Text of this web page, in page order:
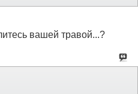
вашей травой...?